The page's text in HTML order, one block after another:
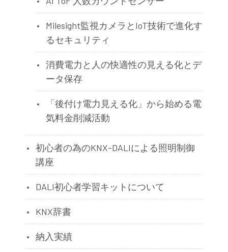
Milesight監視カメラとIoT技術で進化す
るセキュリティ
消費電力と人の快適性の見える化とデ
ータ保存
「後付け電力見える化」から始める電
気料金削減活動
初心者の為のKNX-DALIによる照明制御
講座
DALI初心者学習キットについて
KNX辞書
納入実績